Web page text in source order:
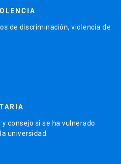
de discriminación, violencia de
consejo si se ha vulnerado
universidad.